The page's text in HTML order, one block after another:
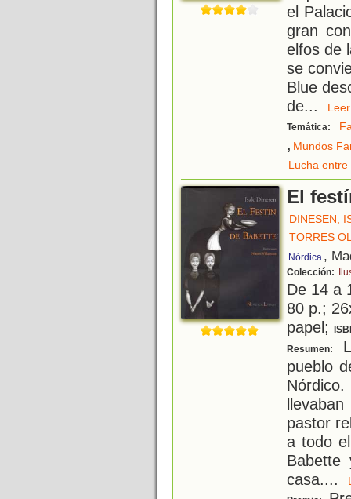
el
gran
elfos de
se
Blue
de...
Temática:
, Mundos
Lucha entre
El
DINESEN,
TORRES
Nórdica ,
Colección:
De 14 a
80 p.;
papel;
Resumen:
pueblo
pastor
a todo
casa....